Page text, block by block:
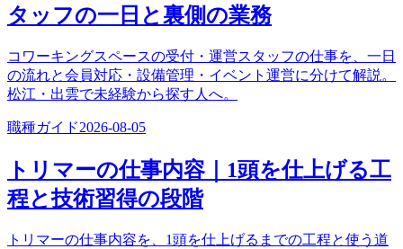
タッフの一日と裏側の業務
コワーキングスペースの受付・運営スタッフの仕事を、一日
の流れと会員対応・設備管理・イベント運営に分けて解説。
松江・出雲で未経験から探す人へ。
職種ガイド2026-08-05
トリマーの仕事内容｜1頭を仕上げる工
程と技術習得の段階
トリマーの仕事内容を、1頭を仕上げるまでの工程と使う道